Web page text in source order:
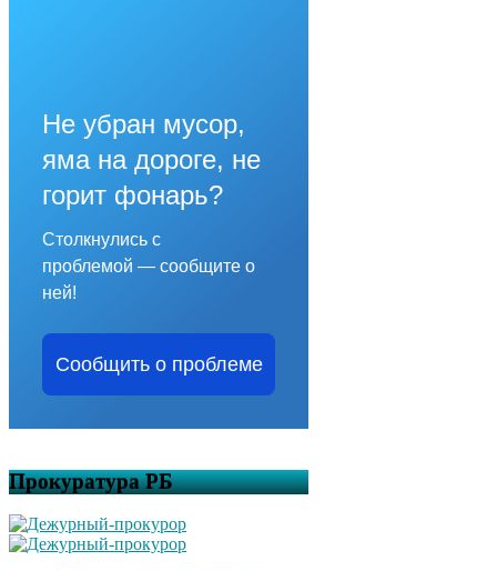
Не убран мусор,
яма на дороге, не
горит фонарь?
Столкнулись с
проблемой — сообщите о
ней!
Сообщить о проблеме
Прокуратура РБ